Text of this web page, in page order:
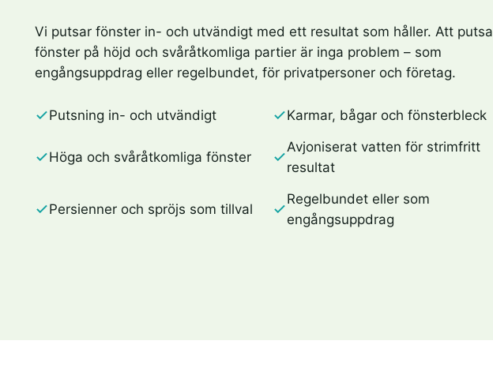
Vi putsar fönster in- och utvändigt med ett resultat som håller. Att putsa
fönster på höjd och svåråtkomliga partier är inga problem – som
engångsuppdrag eller regelbundet, för privatpersoner och företag.
Putsning in- och utvändigt Karmar, bågar och fönsterbleck
Höga och svåråtkomliga fönster
Avjoniserat vatten för strimfritt
resultat
Persienner och spröjs som tillval
Regelbundet eller som
engångsuppdrag